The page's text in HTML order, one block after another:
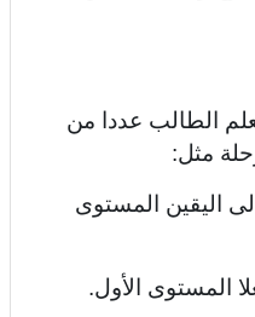
الطالب عددا من
مثل:
اليقين المستوى